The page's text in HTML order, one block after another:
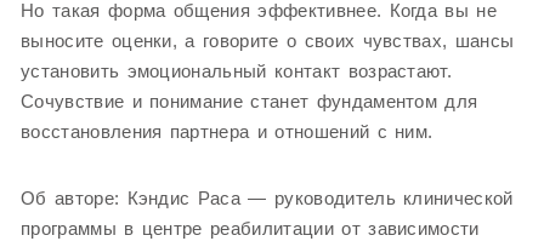
Но такая форма общения эффективнее. Когда вы не
выносите оценки, а говорите о своих чувствах, шансы
установить эмоциональный контакт возрастают.
Сочувствие и понимание станет фундаментом для
восстановления партнера и отношений с ним.
Об авторе: Кэндис Раса — руководитель клинической
программы в центре реабилитации от зависимости